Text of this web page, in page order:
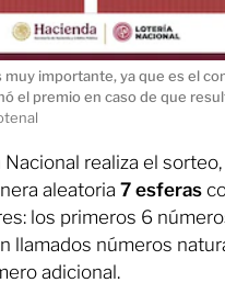
muy importante, ya que es el
el premio en caso de que
realiza el
aleatoria 7 esferas
los primeros 6
llamados números
adicional.